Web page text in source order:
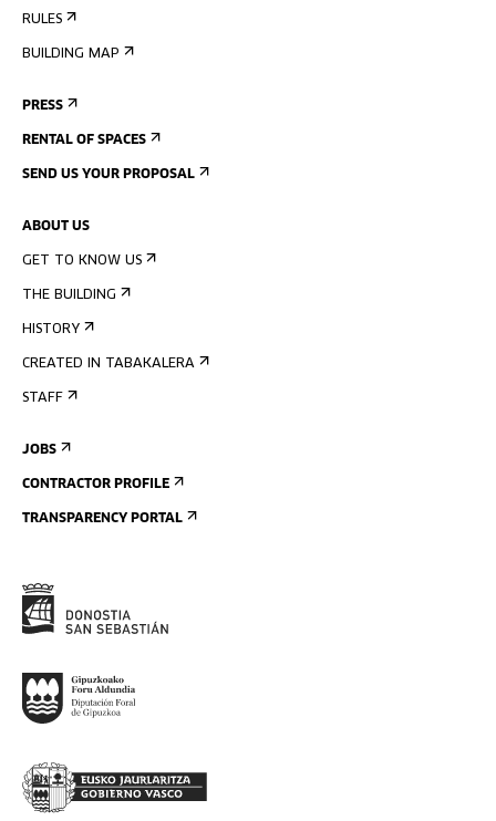
RULES
BUILDING MAP
PRESS
RENTAL OF SPACES
SEND US YOUR PROPOSAL
ABOUT US
GET TO KNOW US
THE BUILDING
HISTORY
CREATED IN TABAKALERA
STAFF
JOBS
CONTRACTOR PROFILE
TRANSPARENCY PORTAL